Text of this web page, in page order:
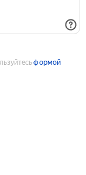
формой